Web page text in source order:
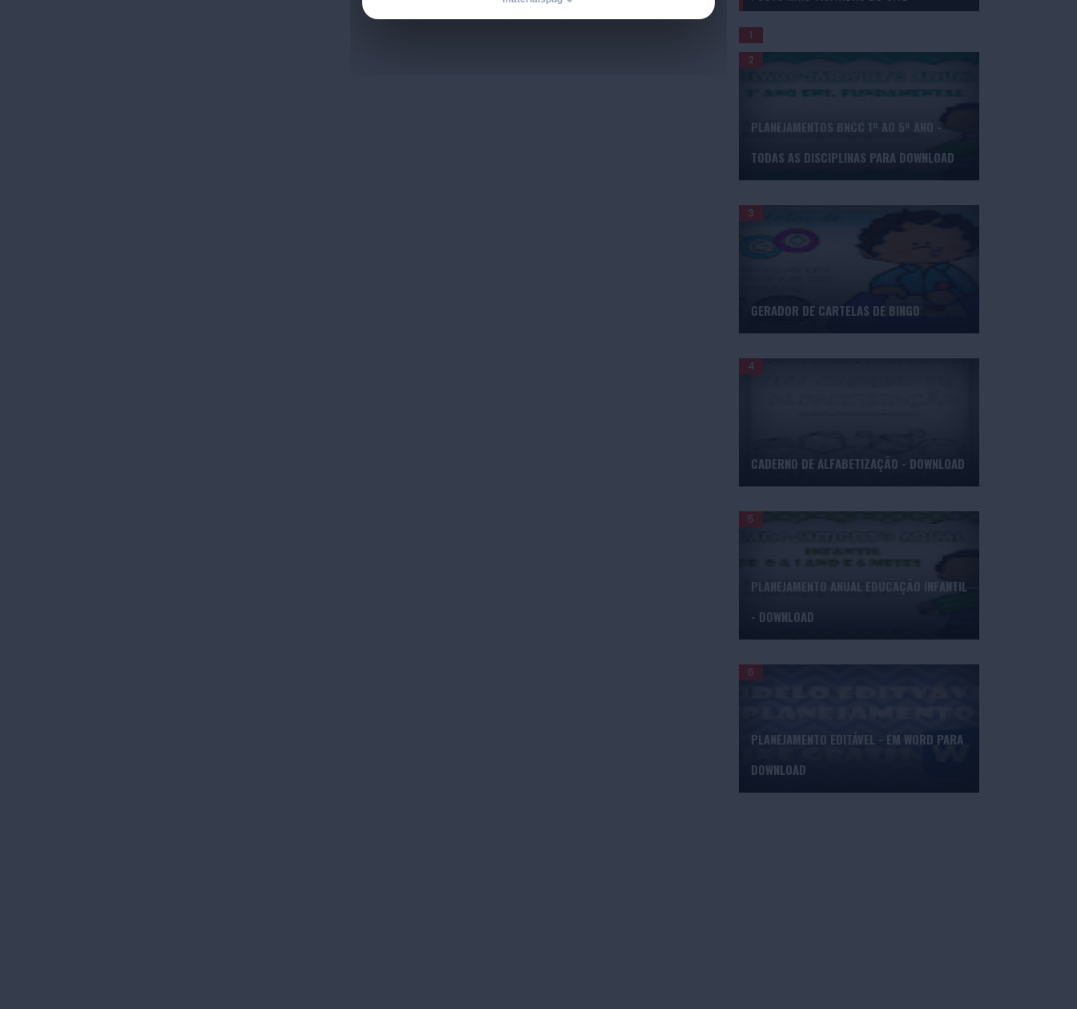
GERADOR DE BINGO DE PALAVRAS
PLANEJAMENTOS BNCC 1º AO 5º ANO -
TODAS AS DISCIPLINAS PARA DOWNLOAD
GERADOR DE CARTELAS DE BINGO
CADERNO DE ALFABETIZAÇÃO - DOWNLOAD
PLANEJAMENTO ANUAL EDUCAÇÃO INFANTIL
- DOWNLOAD
PLANEJAMENTO EDITÁVEL - EM WORD PARA
DOWNLOAD